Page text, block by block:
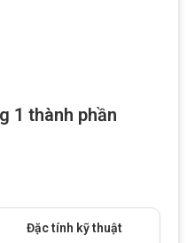
1 thành phần
Đặc tính kỹ thuật